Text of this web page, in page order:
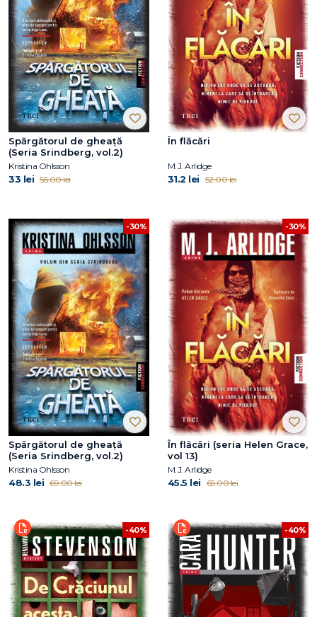
Spărgătorul de gheață
(Seria Srindberg, vol.2)
Kristina Ohlsson
33 lei 55.00 lei
În flăcări
M.J. Arlidge
31.2 lei 52.00 lei
-30%
Spărgătorul de gheață
(Seria Srindberg, vol.2)
Kristina Ohlsson
48.3 lei 69.00 lei
-30%
În flăcări (seria Helen Grace,
vol 13)
M.J. Arlidge
45.5 lei 65.00 lei
-40% -40%